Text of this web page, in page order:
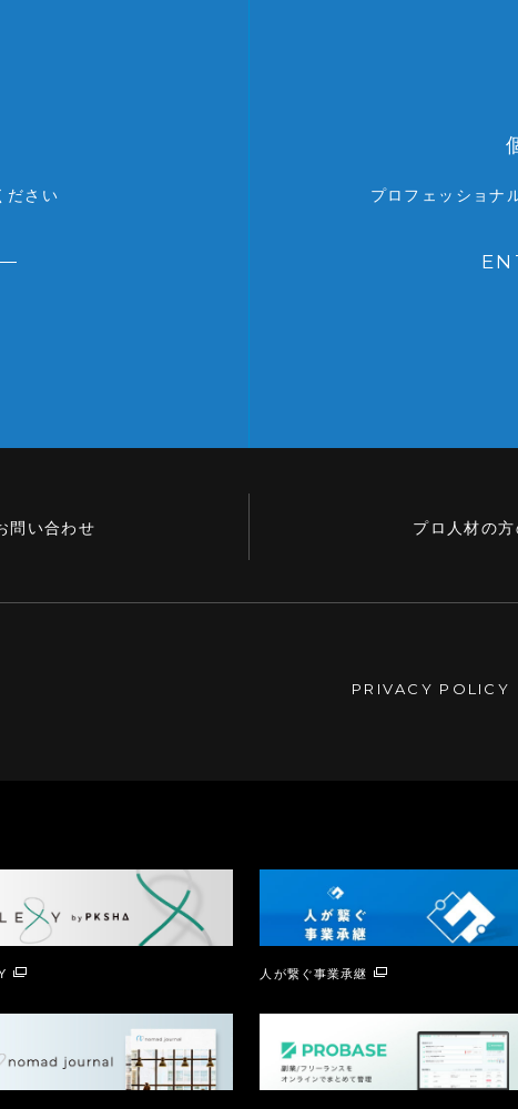
ださい プロフェッショナ
問い合わせ プロ人材の
PRIVACY POLICY
人が繋ぐ事業承継